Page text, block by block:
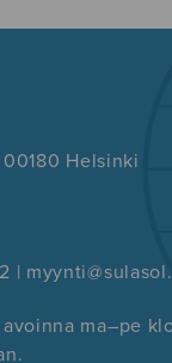
Helsinki
|
ma–pe